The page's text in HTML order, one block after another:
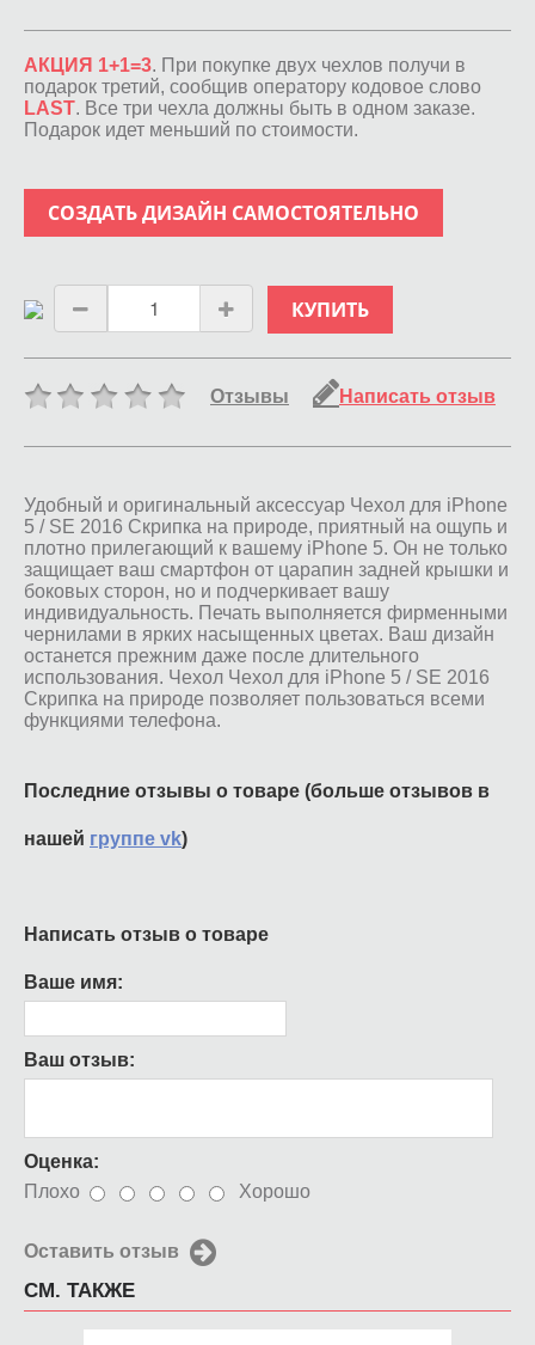
АКЦИЯ 1+1=3. При покупке двух чехлов получи в
подарок третий, сообщив оператору кодовое слово
LAST. Все три чехла должны быть в одном заказе.
Подарок идет меньший по стоимости.
СОЗДАТЬ ДИЗАЙН САМОСТОЯТЕЛЬНО
КУПИТЬ
Отзывы Написать отзыв
Удобный и оригинальный аксессуар Чехол для iPhone
5 / SE 2016 Скрипка на природе, приятный на ощупь и
плотно прилегающий к вашему iPhone 5. Он не только
защищает ваш смартфон от царапин задней крышки и
боковых сторон, но и подчеркивает вашу
индивидуальность. Печать выполняется фирменными
чернилами в ярких насыщенных цветах. Ваш дизайн
останется прежним даже после длительного
использования. Чехол Чехол для iPhone 5 / SE 2016
Скрипка на природе позволяет пользоваться всеми
функциями телефона.
Последние отзывы о товаре (больше отзывов в
нашей группе vk)
Написать отзыв о товаре
Ваше имя:
Ваш отзыв:
Оценка:
Плохо
Хорошо
Оставить отзыв
СМ. ТАКЖЕ